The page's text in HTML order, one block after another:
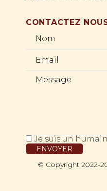
CONTACTEZ
Je suis un humain
© Copyright 2022-